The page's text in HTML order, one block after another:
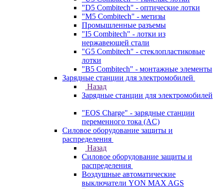
"D5 Combitech" - оптические лотки
"M5 Combitech" - метизы
Промышленные разъемы
"I5 Combitech" - лотки из
нержавеющей стали
"G5 Combitech" - стеклопластиковые
лотки
"B5 Combitech" - монтажные элементы
Зарядные станции для электромобилей
Назад
Зарядные станции для электромобилей
"EOS Charge" - зарядные станции
переменного тока (AC)
Силовое оборудование защиты и
распределения
Назад
Силовое оборудование защиты и
распределения
Воздушные автоматические
выключатели YON MAX AGS